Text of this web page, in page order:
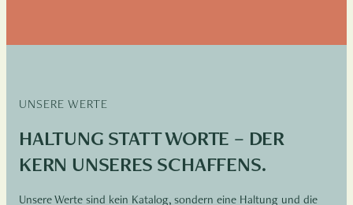
UNSERE WERTE
HALTUNG STATT WORTE – DER
KERN UNSERES SCHAFFENS.
Unsere Werte sind kein Katalog, sondern eine Haltung und die